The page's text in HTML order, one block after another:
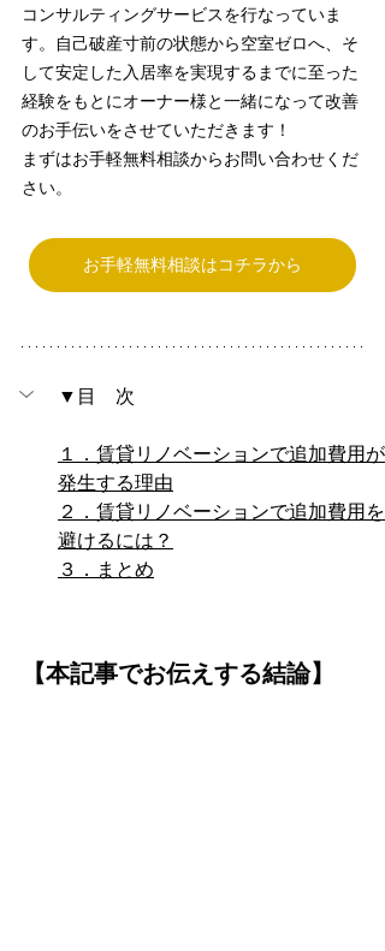
コンサルティングサービスを行なっていま
す。自己破産寸前の状態から空室ゼロへ、そ
して安定した入居率を実現するまでに至った
経験をもとにオーナー様と一緒になって改善
のお手伝いをさせていただきます！
まずはお手軽無料相談からお問い合わせくだ
さい。
お手軽無料相談はコチラから
▼目　次
１．賃貸リノベーションで追加費用が
発生する理由
２．賃貸リノベーションで追加費用を
避けるには？
３．まとめ
【本記事でお伝えする結論】